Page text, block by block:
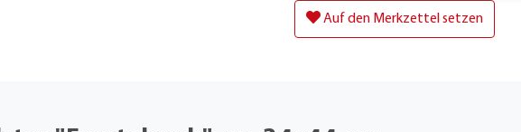
Auf den Merkzettel setzen